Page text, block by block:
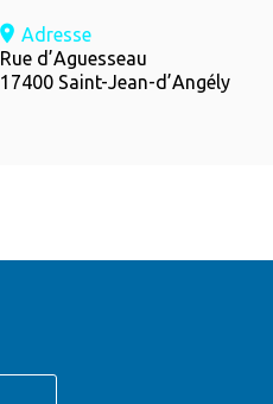
Adresse
Rue d’Aguesseau
17400 Saint-Jean-d’Angély